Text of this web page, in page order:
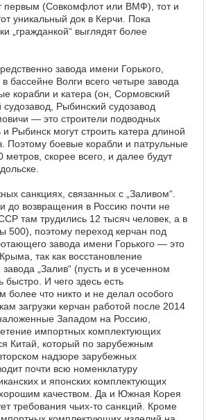
первым (Совкомфлот или ВМФ), тот и
уникальный док в Керчи. Пока
„гражданкой“ выглядят более
завода имени Горького,
бассейне Волги всего четыре завода
корабли и катера (он, Сормовский
Рыбинский судозавод
— это строители подводных
Рыбинск могут строить катера длиной
Поэтому боевые корабли и патрульные
метров, скорее всего, и далее будут
санкциях, связанных с „Заливом“.
до возвращения в Россию почти не
там трудились 12 тысяч человек, а в
500), поэтому переход керчан под
завода имени Горького — это
так как восстановление
„Залив“ (пусть и в усеченном
И чего здесь есть
более что никто и не делал особого
загрузки керчан работой после 2014
Западом на Россию,
импортных комплектующих
Китай, который по зарубежным
надзоре зарубежных
почти всю номенклатуру
и японских комплектующих
качеством. Да и Южная Корея
требования чьих-то санкций. Кроме